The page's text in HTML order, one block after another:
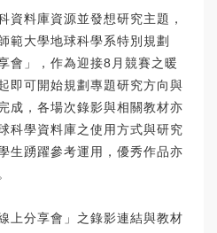
資料庫資源並發想研究主題，
範大學地球科學系特別規劃
會」，作為迎接8月競賽之暖
即可開始規劃專題研究方向與
成，各場次錄影與相關教材亦
科學資料庫之使用方式與研究
生踴躍參考運用，優秀作品亦
上分享會」之錄影連結與教材